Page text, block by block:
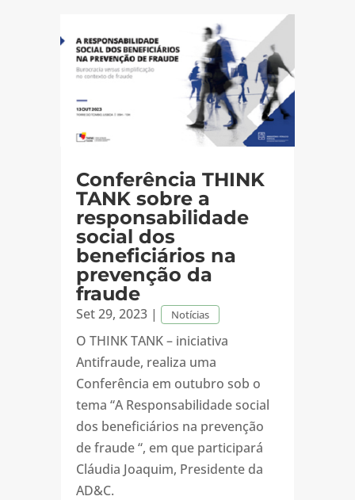
Conferência THINK
TANK sobre a
responsabilidade
social dos
beneficiários na
prevenção da
fraude
Set 29, 2023| Notícias
O THINK TANK – iniciativa
Antifraude, realiza uma
Conferência em outubro sob o
tema “A Responsabilidade social
dos beneficiários na prevenção
de fraude “, em que participará
Cláudia Joaquim, Presidente da
AD&C.